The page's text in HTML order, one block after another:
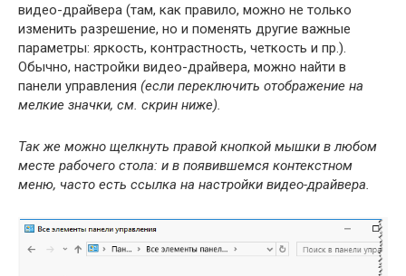
видео-драйвера (там, как правило, можно не только
изменить разрешение, но и поменять другие важные
параметры: яркость, контрастность, четкость и пр.).
Обычно, настройки видео-драйвера, можно найти в
панели управления (если переключить отображение на
мелкие значки, см. скрин ниже).
Так же можно щелкнуть правой кнопкой мышки в любом
месте рабочего стола: и в появившемся контекстном
меню, часто есть ссылка на настройки видео-драйвера.